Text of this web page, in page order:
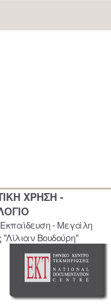
ΧΡΗΣΗ -
Εκπαίδευση - Μεγάλη
Βουδούρη"